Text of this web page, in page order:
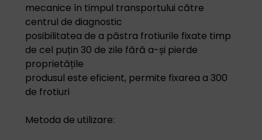
mecanice în timpul transportului către
centrul de diagnostic
posibilitatea de a păstra frotiurile fixate timp
de cel puțin 30 de zile fără a-și pierde
proprietățile
produsul este eficient, permite fixarea a 300
de frotiuri
Metoda de utilizare: